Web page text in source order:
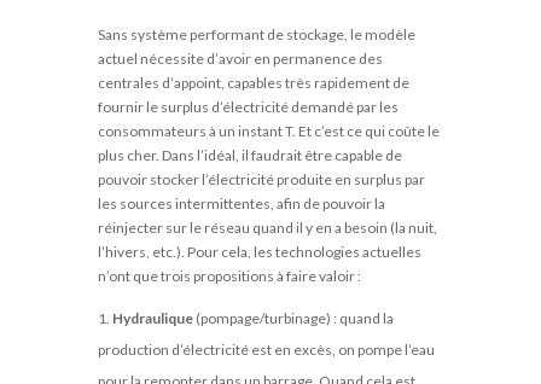
Sans système performant de stockage, le modèle
actuel nécessite d’avoir en permanence des
centrales d’appoint, capables très rapidement de
fournir le surplus d’électricité demandé par les
consommateurs à un instant T. Et c’est ce qui coûte le
plus cher. Dans l’idéal, il faudrait être capable de
pouvoir stocker l’électricité produite en surplus par
les sources intermittentes, afin de pouvoir la
réinjecter sur le réseau quand il y en a besoin (la nuit,
l’hivers, etc.). Pour cela, les technologies actuelles
n’ont que trois propositions à faire valoir :
Hydraulique(pompage/turbinage) : quand la
production d’électricité est en excès, on pompe l’eau